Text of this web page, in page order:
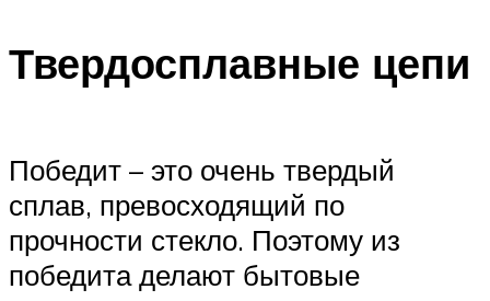
Твердосплавные цепи
Победит – это очень твердый
сплав, превосходящий по
прочности стекло. Поэтому из
победита делают бытовые